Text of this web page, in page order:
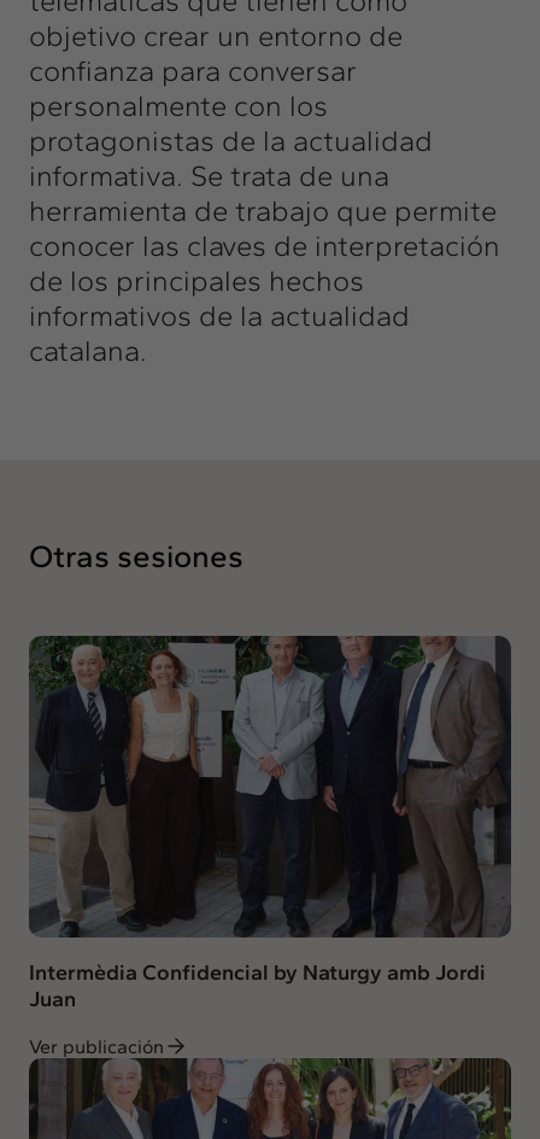
objetivo crear un entorno de
confianza para conversar
personalmente con los
protagonistas de la actualidad
informativa. Se trata de una
herramienta de trabajo que permite
conocer las claves de interpretación
de los principales hechos
informativos de la actualidad
catalana.
Otras sesiones
Intermèdia Confidencial by Naturgy amb Jordi
Juan
Ver publicación